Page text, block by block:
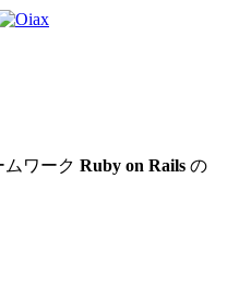
ムワーク Ruby on Rails の